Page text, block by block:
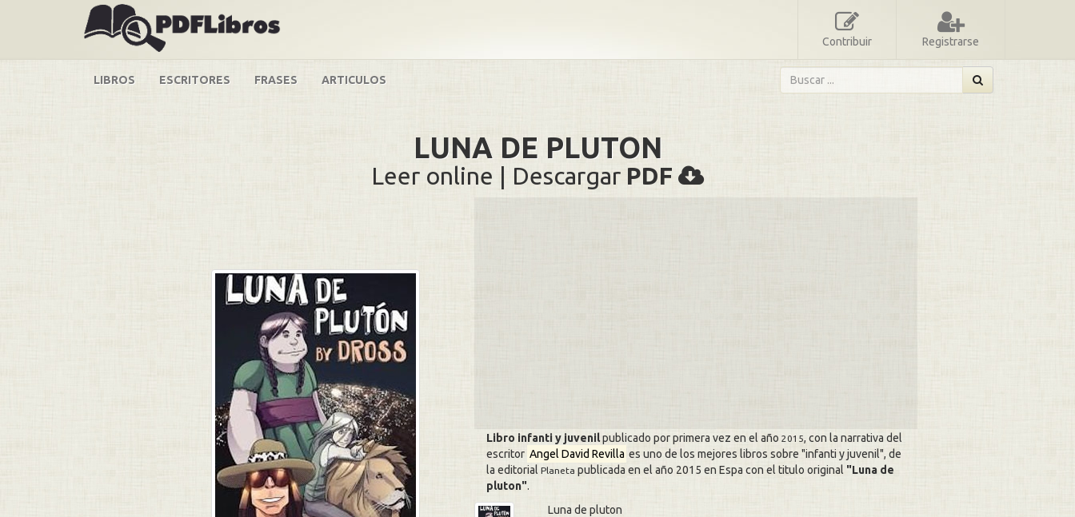
Contribuir Registrarse
LIBROS ESCRITORES FRASES ARTICULOS
LUNA DE PLUTON
Leer online | Descargar PDF
Libro infanti y juvenilpublicado por primera vez en el año 2015, con la narrativa del
escritor Angel David Revilla es uno de los mejores libros sobre infanti y juvenil , de
la editorial Planeta publicada en el año 2015 en Espa con el titulo original
Luna de
pluton .
Luna de pluton